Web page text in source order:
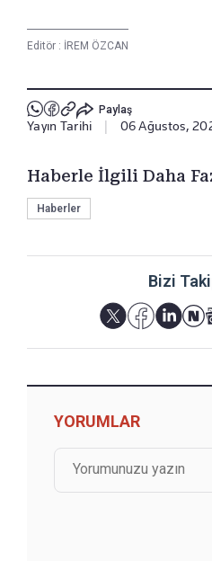
Editör : İREM ÖZCAN
Paylaş
Yayın Tarihi | 06 Ağustos,
Haberle İlgili Daha
Haberler
Bizi
YORUMLAR